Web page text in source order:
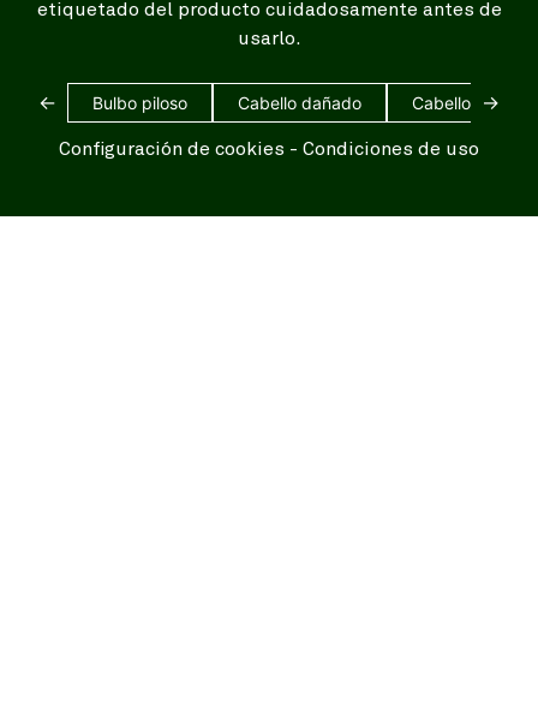
etiquetado del producto cuidadosamente antes de
usarlo.
← Bulbo piloso Cabello dañado Cabello blanco
→
Configuración de cookies - Condiciones de uso